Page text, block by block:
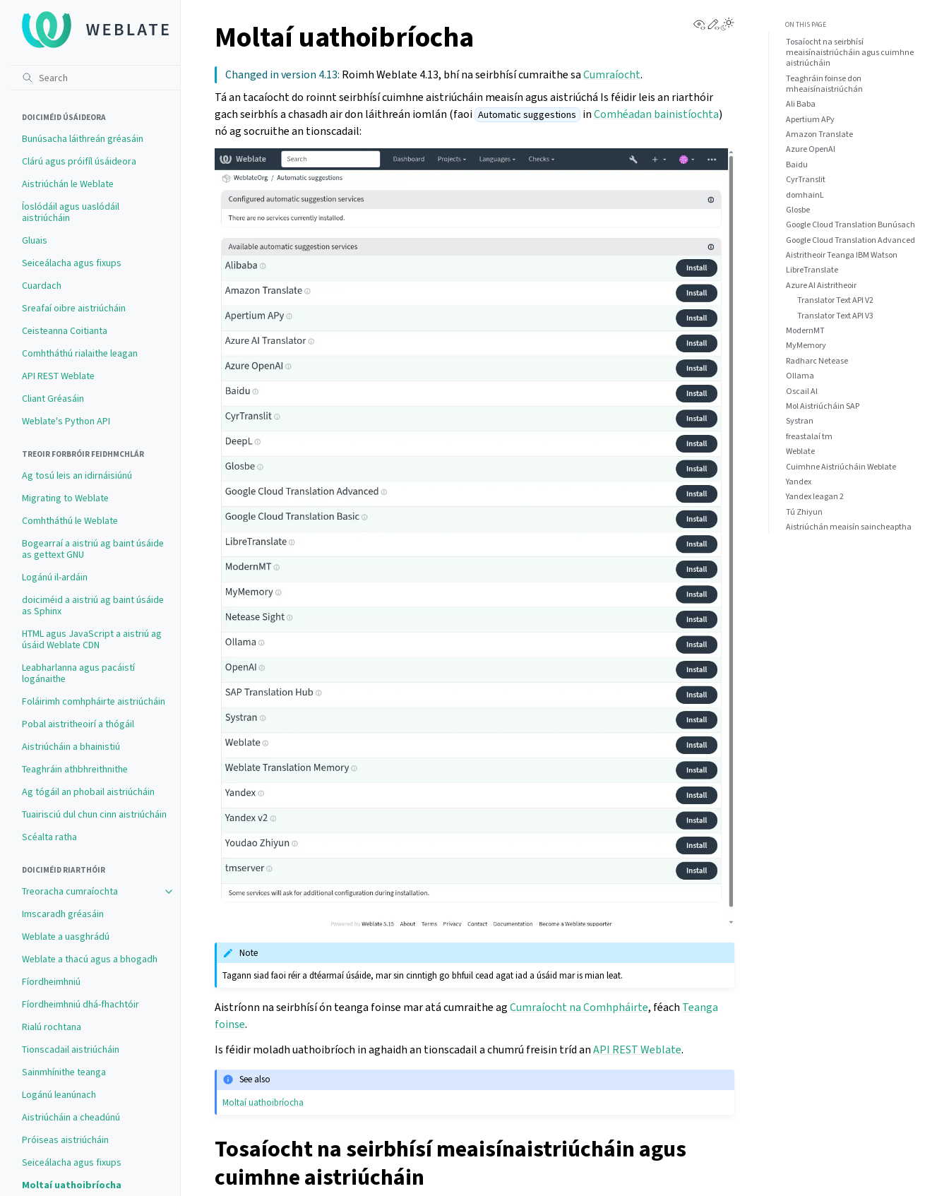
DOICIMÉID ÚSÁIDEORA
Bunúsacha láithreán gréasáin
Clárú agus próifíl úsáideora
Aistriúchán le Weblate
Íoslódáil agus uaslódáil
aistriúcháin
Gluais
Seiceálacha agus fixups
Cuardach
Sreafaí oibre aistriúcháin
Ceisteanna Coitianta
Comhtháthú rialaithe leagan
API REST Weblate
Cliant Gréasáin
Weblate's Python API
TREOIR FORBRÓIR FEIDHMCHLÁR
Ag tosú leis an idirnáisiúnú
Migrating to Weblate
Comhtháthú le Weblate
Bogearraí a aistriú ag baint úsáide
as gettext GNU
Logánú il-ardáin
doiciméid a aistriú ag baint úsáide
as Sphinx
HTML agus JavaScript a aistriú ag
úsáid Weblate CDN
Leabharlanna agus pacáistí
logánaithe
Foláirimh comhpháirte aistriúcháin
Pobal aistritheoirí a thógáil
Aistriúcháin a bhainistiú
Teaghráin athbhreithnithe
Ag tógáil an phobail aistriúcháin
Tuairisciú dul chun cinn aistriúcháin
Scéalta ratha
DOICIMÉID RIARTHÓIR
Treoracha cumraíochta
Imscaradh gréasáin
Weblate a uasghrádú
Weblate a thacú agus a bhogadh
Fíordheimhniú
Fíordheimhniú dhá-fhachtóir
Rialú rochtana
Tionscadail aistriúcháin
Sainmhínithe teanga
Logánú leanúnach
Aistriúcháin a cheadúnú
Próiseas aistriúcháin
Seiceálacha agus fixups
Moltaí uathoibríocha
View this page
Edit this page
Moltaí uathoibríocha
Changed in version 4.13: Roimh Weblate 4.13, bhí na seirbhísí cumraithe saCumraíocht.
Tá an tacaíocht do roinnt seirbhísí cuimhne aistriúcháin meaisín agus aistriúchá Is féidir leis an riarthóir
gach seirbhís a chasadh air don láithreán iomlán (faoi Automatic suggestions inComhéadan bainistíochta)
nó ag socruithe an tionscadail:
Note
Tagann siad faoi réir a dtéarmaí úsáide, mar sin cinntigh go bhfuil cead agat iad a úsáid mar is mian leat.
Aistríonn na seirbhísí ón teanga foinse mar atá cumraithe agCumraíocht na Comhpháirte, féach Teanga
foinse.
Is féidir moladh uathoibríoch in aghaidh an tionscadail a chumrú freisin tríd anAPI REST Weblate.
See also
Moltaí uathoibríocha
Tosaíocht na seirbhísí meaisínaistriúcháin agus
cuimhne aistriúcháin
ON THIS PAGE
Tosaíocht na seirbhísí
meaisínaistriúcháin agus cuimhne
aistriúcháin
Teaghráin foinse don
mheaisínaistriúchán
Ali Baba
Apertium APy
Amazon Translate
Azure OpenAI
Baidu
CyrTranslit
domhainL
Glosbe
Google Cloud Translation Bunúsach
Google Cloud Translation Advanced
Aistritheoir Teanga IBM Watson
LibreTranslate
Azure AI Aistritheoir
Translator Text API V2
Translator Text API V3
ModernMT
MyMemory
Radharc Netease
Ollama
Oscail AI
Mol Aistriúcháin SAP
Systran
freastalaí tm
Weblate
Cuimhne Aistriúcháin Weblate
Yandex
Yandex leagan 2
Tú Zhiyun
Aistriúchán meaisín saincheaptha